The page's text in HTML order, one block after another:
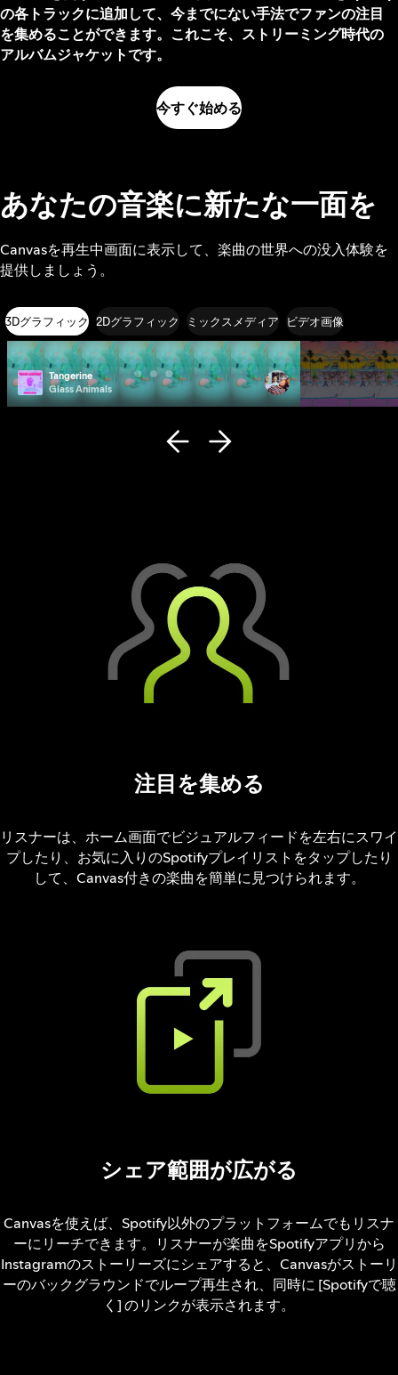
の各トラックに追加して、今までにない手法でファンの注目
を集めることができます。これこそ、ストリーミング時代の
アルバムジャケットです。
今すぐ始める
あなたの音楽に新たな一面を
Canvasを再生中画面に表示して、楽曲の世界への没入体験を
提供しましょう。
3Dグラフィック 2Dグラフィック ミックスメディア ビデオ画像
Tangerine
Glass Animals
Photo ID
Remi Wolf
注目を集める
リスナーは、ホーム画面でビジュアルフィードを左右にスワイ
プしたり、お気に入りのSpotifyプレイリストをタップしたり
して、Canvas付きの楽曲を簡単に見つけられます。
シェア範囲が広がる
Canvasを使えば、Spotify以外のプラットフォームでもリスナ
ーにリーチできます。リスナーが楽曲をSpotifyアプリから
Instagramのストーリーズにシェアすると、Canvasがストーリ
ーのバックグラウンドでループ再生され、同時に [Spotifyで聴
く] のリンクが表示されます。